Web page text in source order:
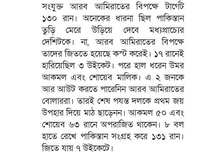
সংযুক্ত আরব আমিরাতের বিপক্ষে টার্গেট
১৩০ রান। অনেকের ধারনা ছিল পাকিস্তান
তুড়ি মেরে উড়িয়ে দেবে মধ্যপ্রাচ্যের
দেশিটকে। না, আরব আমিরাতের বিপক্ষে
তাদের জিততে হয়েছে কস্ট করেই। ১৭ রানেই
হারিয়েছিল ৩ উইকেট। পরে হাল ধরেন উমর
আকমল এবং শোয়েব মালিক। এ ২ জনকে
আর আউট করতে পারেনিন আরব আমিরাতের
বোলাররা। তারই শেষ পযন্ত দলকে প্রথম জয়
উপহার দিয়ে মাঠ ছাড়েনন। আকমল ৫০ এবং
শোয়েব ৬৩ রানে অপরাজিত থাকেন। ৮ বল
হাতে রেখে পাকিস্তান সংগ্রহ করে ১৩১ রান।
জিতে যায় ৭ উইকেটে।